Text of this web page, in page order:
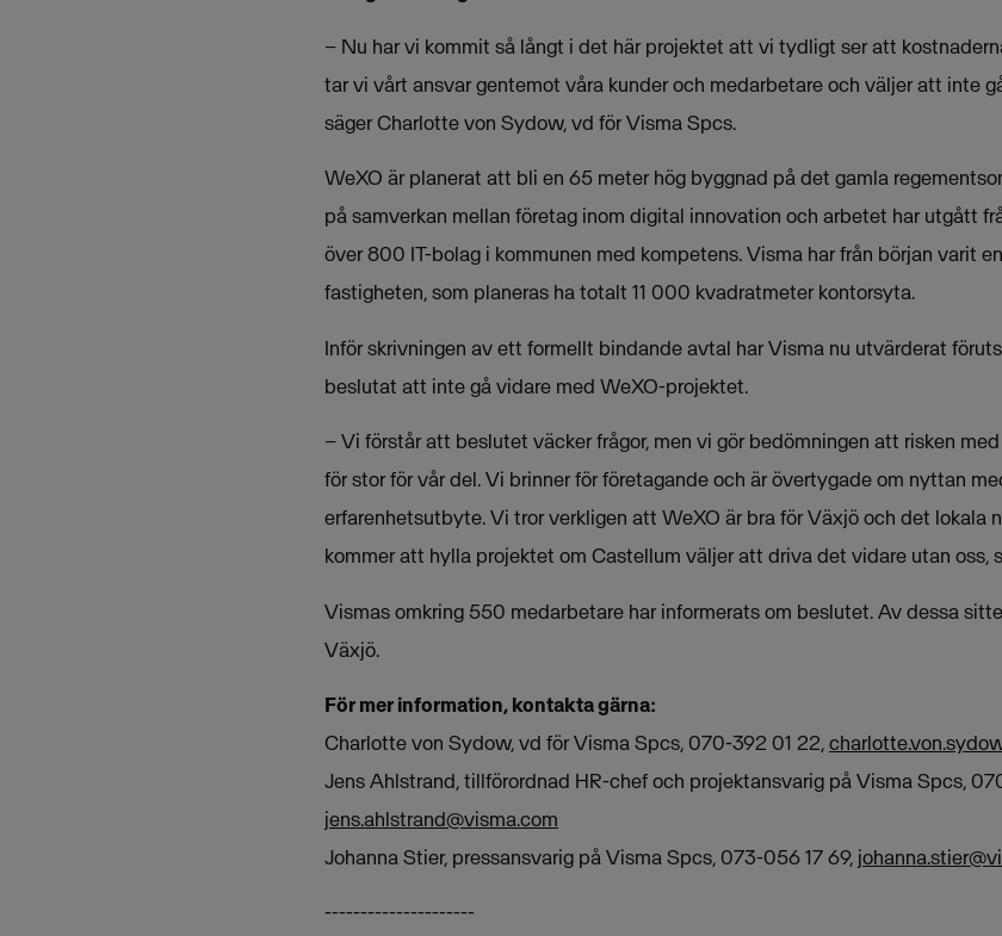
– Nu har vi kommit så långt i det här projektet att vi tydligt ser att
tar vi vårt ansvar gentemot våra kunder och medarbetare och väljer att inte
säger Charlotte von Sydow, vd för Visma Spcs.
WeXO är planerat att bli en 65 meter hög byggnad på det gamla
på samverkan mellan företag inom digital innovation och arbetet har utgått
över 800 IT-bolag i kommunen med kompetens. Visma har från början varit
fastigheten, som planeras ha totalt 11 000 kvadratmeter kontorsyta.
Inför skrivningen av ett formellt bindande avtal har Visma nu utvärderat
beslutat att inte gå vidare med WeXO-projektet.
– Vi förstår att beslutet väcker frågor, men vi gör bedömningen att risken
för stor för vår del. Vi brinner för företagande och är övertygade om nyttan
erfarenhetsutbyte. Vi tror verkligen att WeXO är bra för Växjö och det lokala
kommer att hylla projektet om Castellum väljer att driva det vidare utan oss,
Vismas omkring 550 medarbetare har informerats om beslutet. Av dessa
Växjö.
För mer information, kontakta gärna:
Charlotte von Sydow, vd för Visma Spcs, 070-392 01 22,
Jens Ahlstrand, tillförordnad HR-chef och projektansvarig på Visma Spcs,
jens.ahlstrand@visma.com
Johanna Stier, pressansvarig på Visma Spcs, 073-056 17 69,
---------------------